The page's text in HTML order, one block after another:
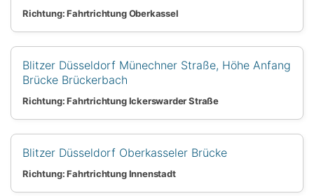
Richtung: Fahrtrichtung Oberkassel
Blitzer Düsseldorf Münechner Straße, Höhe Anfang
Brücke Brückerbach
Richtung: Fahrtrichtung Ickerswarder Straße
Blitzer Düsseldorf Oberkasseler Brücke
Richtung: Fahrtrichtung Innenstadt